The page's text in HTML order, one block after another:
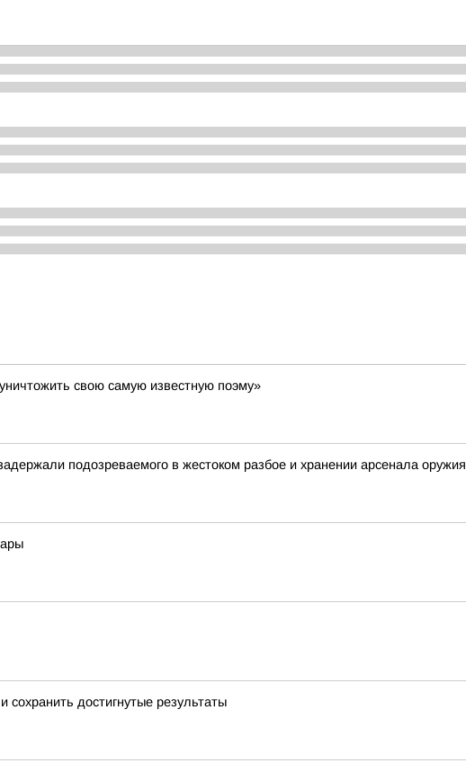
свою самую известную поэму»
подозреваемого в жестоком разбое и хранении арсенала оружия
сохранить достигнутые результаты